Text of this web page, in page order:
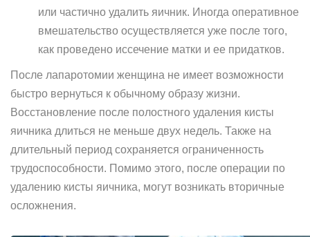
или частично удалить яичник. Иногда оперативное
вмешательство осуществляется уже после того,
как проведено иссечение матки и ее придатков.
После лапаротомии женщина не имеет возможности
быстро вернуться к обычному образу жизни.
Восстановление после полостного удаления кисты
яичника длиться не меньше двух недель. Также на
длительный период сохраняется ограниченность
трудоспособности. Помимо этого, после операции по
удалению кисты яичника, могут возникать вторичные
осложнения.